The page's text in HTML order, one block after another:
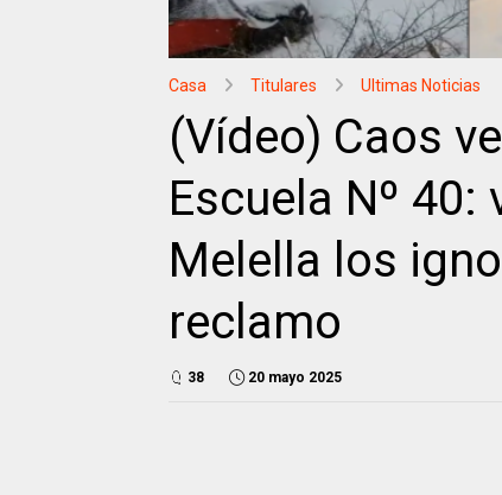
Casa Titulares Ultimas Noticias
(Vídeo) Caos
Escuela Nº
Melella los
reclamo
38 20 mayo 2025